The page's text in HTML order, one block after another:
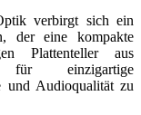
verbirgt sich ein
der eine kompakte
Plattenteller aus
einzigartige
und Audioqualität zu